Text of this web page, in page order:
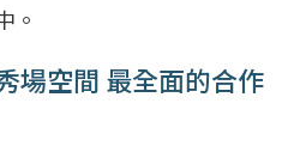
。
場空間 最全面的合作